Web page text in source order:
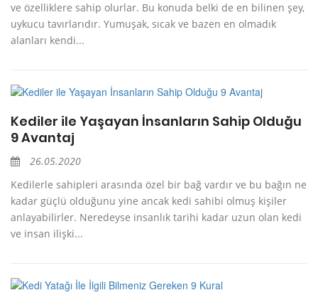
ve özelliklere sahip olurlar. Bu konuda belki de en bilinen şey,
uykucu tavırlarıdır. Yumuşak, sıcak ve bazen en olmadık
alanları kendi...
Kediler ile Yaşayan İnsanların Sahip Olduğu
9 Avantaj
26.05.2020
Kedilerle sahipleri arasında özel bir bağ vardır ve bu bağın ne
kadar güçlü olduğunu yine ancak kedi sahibi olmuş kişiler
anlayabilirler. Neredeyse insanlık tarihi kadar uzun olan kedi
ve insan ilişki...